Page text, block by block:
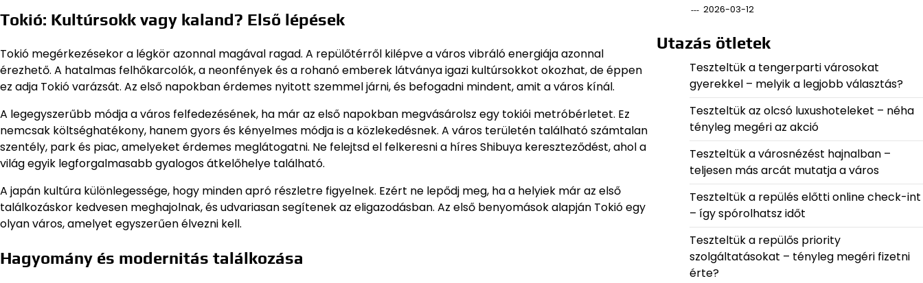
Tokió: Kultúrsokk vagy kaland? Első lépések
Tokió megérkezésekor a légkör azonnal magával ragad. A repülőtérről kilépve a város vibráló energiája azonnal
érezhető. A hatalmas felhőkarcolók, a neonfények és a rohanó emberek látványa igazi kultúrsokkot okozhat, de éppen
ez adja Tokió varázsát. Az első napokban érdemes nyitott szemmel járni, és befogadni mindent, amit a város kínál.
A legegyszerűbb módja a város felfedezésének, ha már az első napokban megvásárolsz egy tokiói metróbérletet. Ez
nemcsak költséghatékony, hanem gyors és kényelmes módja is a közlekedésnek. A város területén található számtalan
szentély, park és piac, amelyeket érdemes meglátogatni. Ne felejtsd el felkeresni a híres Shibuya kereszteződést, ahol a
világ egyik legforgalmasabb gyalogos átkelőhelye található.
A japán kultúra különlegessége, hogy minden apró részletre figyelnek. Ezért ne lepődj meg, ha a helyiek már az első
találkozáskor kedvesen meghajolnak, és udvariasan segítenek az eligazodásban. Az első benyomások alapján Tokió egy
olyan város, amelyet egyszerűen élvezni kell.
Hagyomány és modernitás találkozása
2026-03-12
Utazás ötletek
Teszteltük a tengerparti városokat
gyerekkel – melyik a legjobb választás?
Teszteltük az olcsó luxushoteleket – néha
tényleg megéri az akció
Teszteltük a városnézést hajnalban –
teljesen más arcát mutatja a város
Teszteltük a repülés előtti online check-int
– így spórolhatsz időt
Teszteltük a repülős priority
szolgáltatásokat – tényleg megéri fizetni
érte?